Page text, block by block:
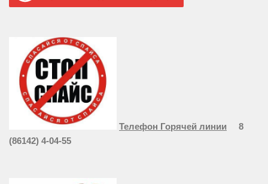
Телефон Горячей линии
8
(86142) 4-04-55